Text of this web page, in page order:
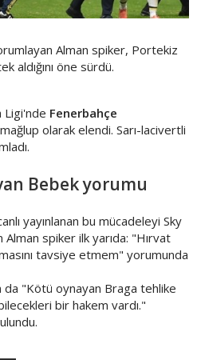
Alman spiker, Portekiz
aldığını öne sürdü.
Ligi'nde Fenerbahçe
olarak elendi. Sarı-lacivertli
Bebek yorumu
yayınlanan bu mücadeleyi Sky
spiker ilk yarıda: "Hırvat
tavsiye etmem" yorumunda
da "Kötü oynayan Braga tehlike
bir hakem vardı."